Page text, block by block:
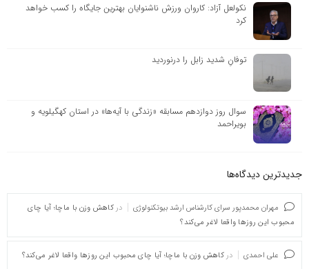
نکولعل آزاد: کاروان ورزش ناشنوایان بهترین جایگاه را کسب خواهد
کرد
توفانِ شدید زابل را درنوردید
سوال روز دوازدهم مسابقه «زندگی با آیه‌ها» در استان کهگیلویه و
بویراحمد
جدیدترین دیدگاه‌‌ها
مهران محمدپور سرای کارشناس ارشد بیوتکنولوژی در کاهش وزن با ماچا؛ آیا چای
محبوب این روزها واقعا لاغر می‌کند؟
علی احمدی در کاهش وزن با ماچا؛ آیا چای محبوب این روزها واقعا لاغر می‌کند؟